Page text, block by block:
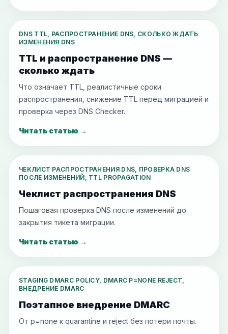
DNS TTL, РАСПРОСТРАНЕНИЕ DNS, СКОЛЬКО ЖДАТЬ
ИЗМЕНЕНИЯ DNS
TTL и распространение DNS —
сколько ждать
Что означает TTL, реалистичные сроки
распространения, снижение TTL перед миграцией и
проверка через DNS Checker.
Читать статью →
ЧЕКЛИСТ РАСПРОСТРАНЕНИЯ DNS, ПРОВЕРКА DNS
ПОСЛЕ ИЗМЕНЕНИЙ, TTL PROPAGATION
Чеклист распространения DNS
Пошаговая проверка DNS после изменений до
закрытия тикета миграции.
Читать статью →
STAGING DMARC POLICY, DMARC P=NONE REJECT,
ВНЕДРЕНИЕ DMARC
Поэтапное внедрение DMARC
От p=none к quarantine и reject без потери почты.